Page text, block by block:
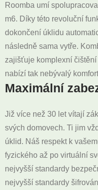
Roomba umí
m6. Díky této revoluční
dokončení úklidu
následně sama vytře.
zajišťuje komplexní
nabízí tak nebývalý
Maximální
Již více než 30 let vítají
svých domovech. Ti jim
úklid. Náš respekt k
fyzického až po virtuální
nejvyšší standardy
nejvyšší standardy